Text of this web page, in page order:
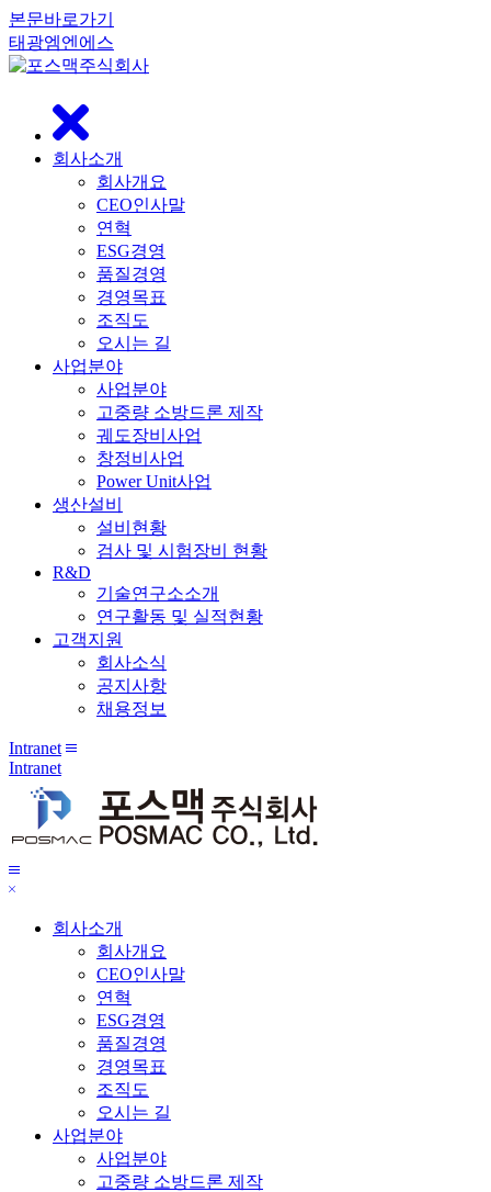
본문바로가기
태광엠엔에스
닫
기
회사소개
회사개요
CEO인사말
연혁
ESG경영
품질경영
경영목표
조직도
오시는 길
사업분야
사업분야
고중량 소방드론 제작
궤도장비사업
창정비사업
Power Unit사업
생산설비
설비현황
검사 및 시험장비 현황
R&D
기술연구소소개
연구활동 및 실적현황
고객지원
회사소식
공지사항
채용정보
Intranet
전
Intranet
메
닫
회사소개
회사개요
CEO인사말
연혁
ESG경영
품질경영
경영목표
조직도
오시는 길
사업분야
사업분야
고중량 소방드론 제작